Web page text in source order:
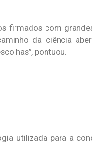
firmados com
da ciência
pontuou.
utilizada para a